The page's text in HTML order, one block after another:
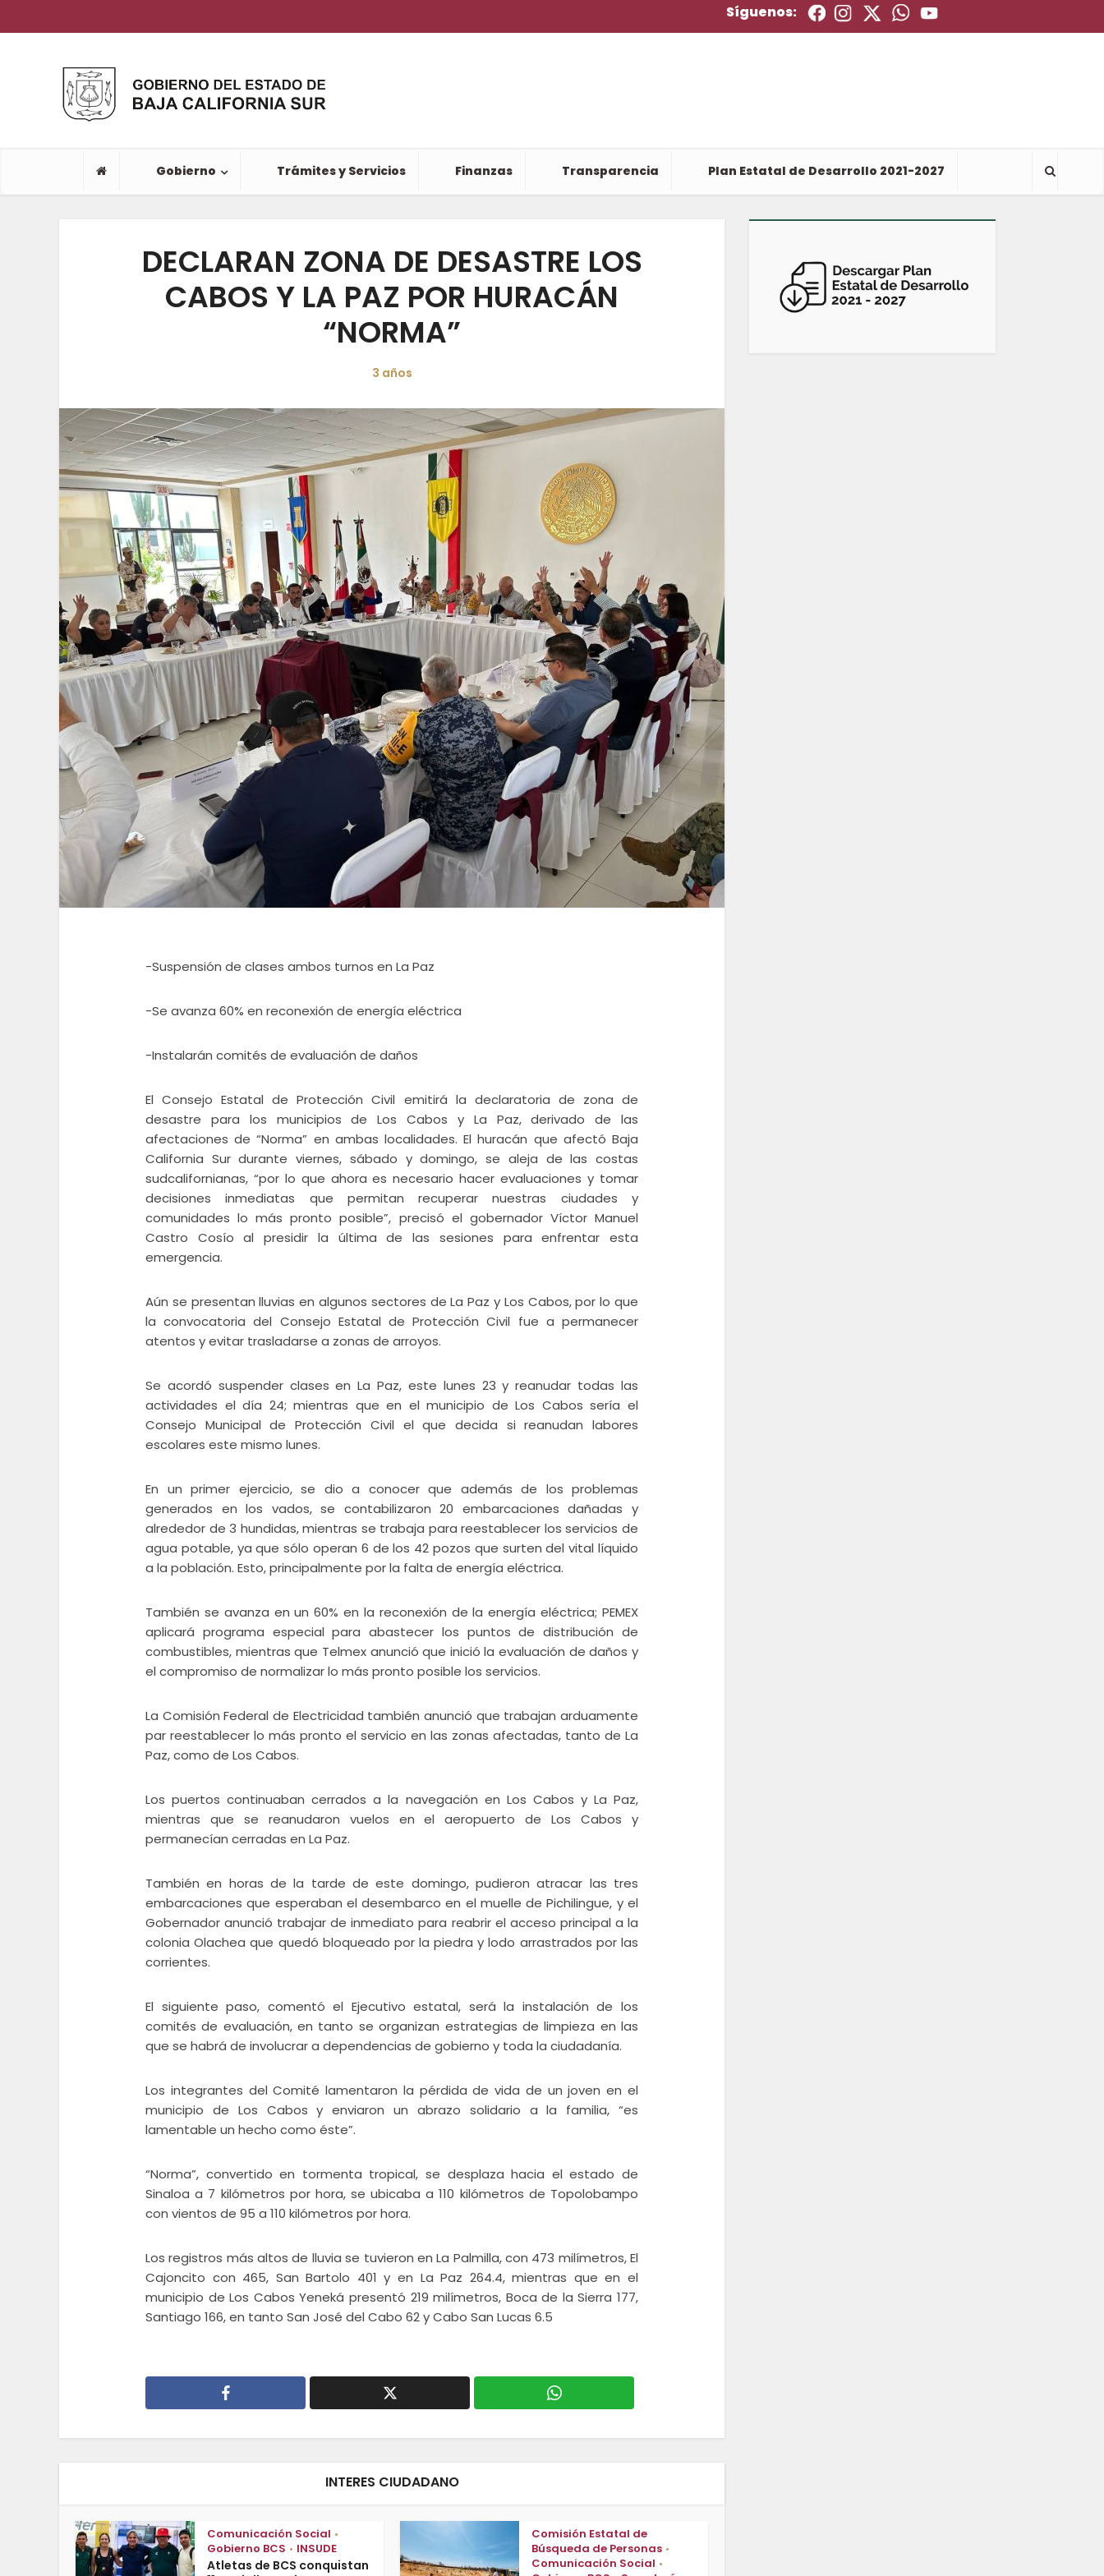
Síguenos:
Gobierno Trámites y Servicios Finanzas Transparencia Plan Estatal de Desarrollo 2021-2027
DECLARAN ZONA DE DESASTRE LOS
CABOS Y LA PAZ POR HURACÁN
“NORMA”
3 años
-Suspensión de clases ambos turnos en La Paz
-Se avanza 60% en reconexión de energía eléctrica
-Instalarán comités de evaluación de daños
El Consejo Estatal de Protección Civil emitirá la declaratoria de zona de
desastre para los municipios de Los Cabos y La Paz, derivado de las
afectaciones de “Norma” en ambas localidades. El huracán que afectó Baja
California Sur durante viernes, sábado y domingo, se aleja de las costas
sudcalifornianas, “por lo que ahora es necesario hacer evaluaciones y tomar
decisiones inmediatas que permitan recuperar nuestras ciudades y
comunidades lo más pronto posible”, precisó el gobernador Víctor Manuel
Castro Cosío al presidir la última de las sesiones para enfrentar esta
emergencia.
Aún se presentan lluvias en algunos sectores de La Paz y Los Cabos, por lo que
la convocatoria del Consejo Estatal de Protección Civil fue a permanecer
atentos y evitar trasladarse a zonas de arroyos.
Se acordó suspender clases en La Paz, este lunes 23 y reanudar todas las
actividades el día 24; mientras que en el municipio de Los Cabos sería el
Consejo Municipal de Protección Civil el que decida si reanudan labores
escolares este mismo lunes.
En un primer ejercicio, se dio a conocer que además de los problemas
generados en los vados, se contabilizaron 20 embarcaciones dañadas y
alrededor de 3 hundidas, mientras se trabaja para reestablecer los servicios de
agua potable, ya que sólo operan 6 de los 42 pozos que surten del vital líquido
a la población. Esto, principalmente por la falta de energía eléctrica.
También se avanza en un 60% en la reconexión de la energía eléctrica; PEMEX
aplicará programa especial para abastecer los puntos de distribución de
combustibles, mientras que Telmex anunció que inició la evaluación de daños y
el compromiso de normalizar lo más pronto posible los servicios.
La Comisión Federal de Electricidad también anunció que trabajan arduamente
par reestablecer lo más pronto el servicio en las zonas afectadas, tanto de La
Paz, como de Los Cabos.
Los puertos continuaban cerrados a la navegación en Los Cabos y La Paz,
mientras que se reanudaron vuelos en el aeropuerto de Los Cabos y
permanecían cerradas en La Paz.
También en horas de la tarde de este domingo, pudieron atracar las tres
embarcaciones que esperaban el desembarco en el muelle de Pichilingue, y el
Gobernador anunció trabajar de inmediato para reabrir el acceso principal a la
colonia Olachea que quedó bloqueado por la piedra y lodo arrastrados por las
corrientes.
El siguiente paso, comentó el Ejecutivo estatal, será la instalación de los
comités de evaluación, en tanto se organizan estrategias de limpieza en las
que se habrá de involucrar a dependencias de gobierno y toda la ciudadanía.
Los integrantes del Comité lamentaron la pérdida de vida de un joven en el
municipio de Los Cabos y enviaron un abrazo solidario a la familia, “es
lamentable un hecho como éste”.
“Norma”, convertido en tormenta tropical, se desplaza hacia el estado de
Sinaloa a 7 kilómetros por hora, se ubicaba a 110 kilómetros de Topolobampo
con vientos de 95 a 110 kilómetros por hora.
Los registros más altos de lluvia se tuvieron en La Palmilla, con 473 milímetros, El
Cajoncito con 465, San Bartolo 401 y en La Paz 264.4, mientras que en el
municipio de Los Cabos Yeneká presentó 219 milímetros, Boca de la Sierra 177,
Santiago 166, en tanto San José del Cabo 62 y Cabo San Lucas 6.5
INTERES CIUDADANO
Comunicación Social •
Gobierno BCS • INSUDE
Atletas de BCS conquistan
Comisión Estatal de
Búsqueda de Personas •
Comunicación Social •